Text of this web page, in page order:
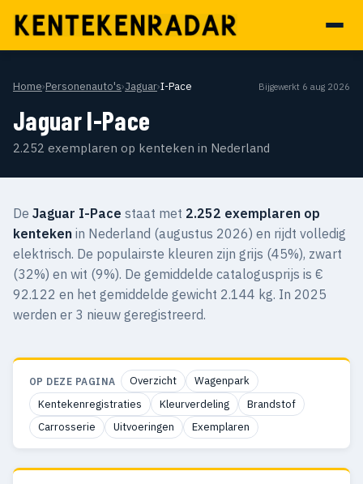
Home›Personenauto's›Jaguar›I-Pace Bijgewerkt 6 aug 2026
Jaguar I-Pace
2.252 exemplaren op kenteken in Nederland
De Jaguar I-Pace staat met 2.252 exemplaren op
kenteken in Nederland (augustus 2026) en rijdt volledig
elektrisch. De populairste kleuren zijn grijs (45%), zwart
(32%) en wit (9%). De gemiddelde catalogusprijs is €
92.122 en het gemiddelde gewicht 2.144 kg. In 2025
werden er 3 nieuw geregistreerd.
OP DEZE PAGINA Overzicht
Wagenpark
Kentekenregistraties
Kleurverdeling
Brandstof
Carrosserie
Uitvoeringen Exemplaren